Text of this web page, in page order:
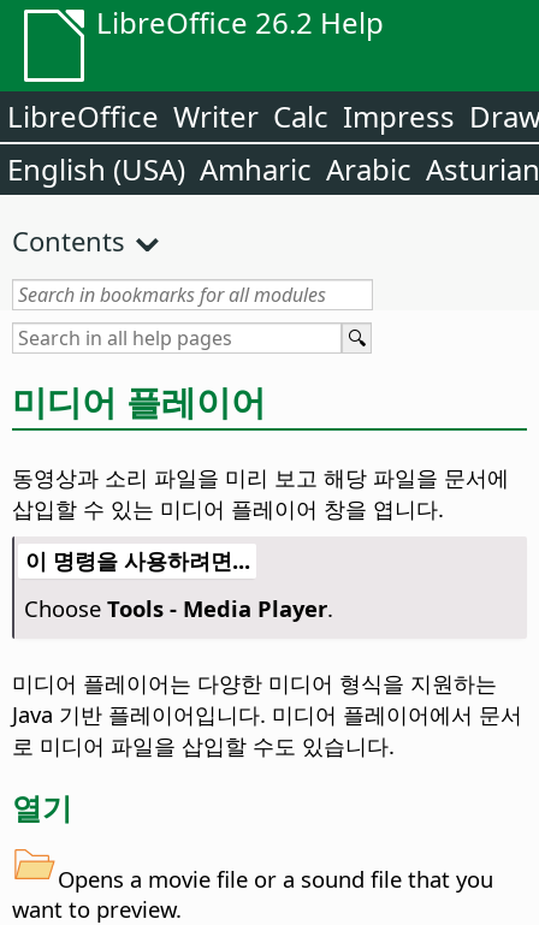
LibreOffice 26.2 Help
LibreOffice Writer Calc Impress
English (USA) Amharic Arabic Asturian
Contents
미디어 플레이어
동영상과 소리 파일을 미리 보고 해당 파일을 문서에
삽입할 수 있는 미디어 플레이어 창을 엽니다.
이 명령을 사용하려면...
Choose Tools - Media Player.
미디어 플레이어는 다양한 미디어 형식을 지원하는
Java 기반 플레이어입니다. 미디어 플레이어에서 문서
로 미디어 파일을 삽입할 수도 있습니다.
열기
Opens a movie file or a sound file that you
want to preview.